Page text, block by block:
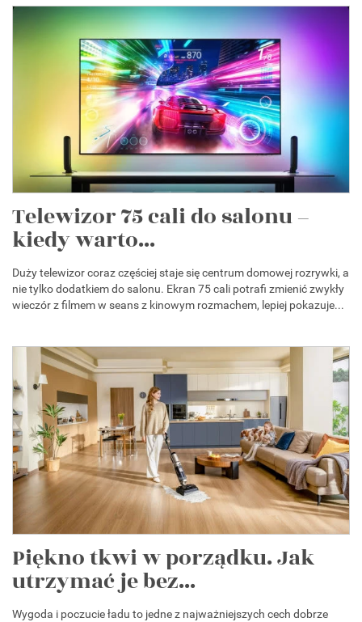
Telewizor 75 cali do salonu –
kiedy warto...
Duży telewizor coraz częściej staje się centrum domowej rozrywki, a
nie tylko dodatkiem do salonu. Ekran 75 cali potrafi zmienić zwykły
wieczór z filmem w seans z kinowym rozmachem, lepiej pokazuje...
Piękno tkwi w porządku. Jak
utrzymać je bez...
Wygoda i poczucie ładu to jedne z najważniejszych cech dobrze